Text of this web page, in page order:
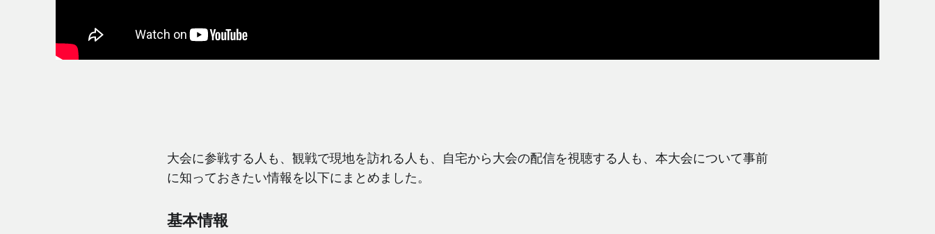
大会に参戦する人も、観戦で現地を訪れる人も、自宅から大会の配信を視聴する人も、本大会について事前
に知っておきたい情報を以下にまとめました。
基本情報